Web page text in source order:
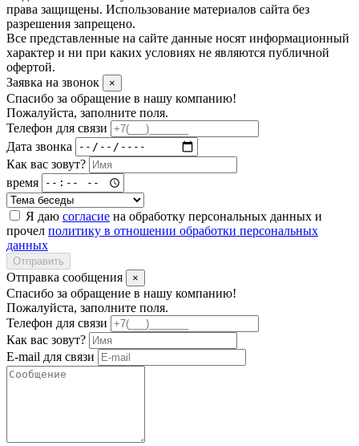
права защищены. Использование материалов сайта без
разрешения запрещено.
Все представленные на сайте данные носят информационный
характер и ни при каких условиях не являются публичной
офертой.
Заявка на звонок
×
Спасибо за обращение в нашу компанию!
Пожалуйста, заполните поля.
Телефон для связи
Дата звонка
Как вас зовут?
время
Я даю согласие на обработку персональных данных и
прочел политику в отношении обработки персональных
данных
Отправить
Отправка сообщения ×
Спасибо за обращение в нашу компанию!
Пожалуйста, заполните поля.
Телефон для связи
Как вас зовут?
E-mail для связи